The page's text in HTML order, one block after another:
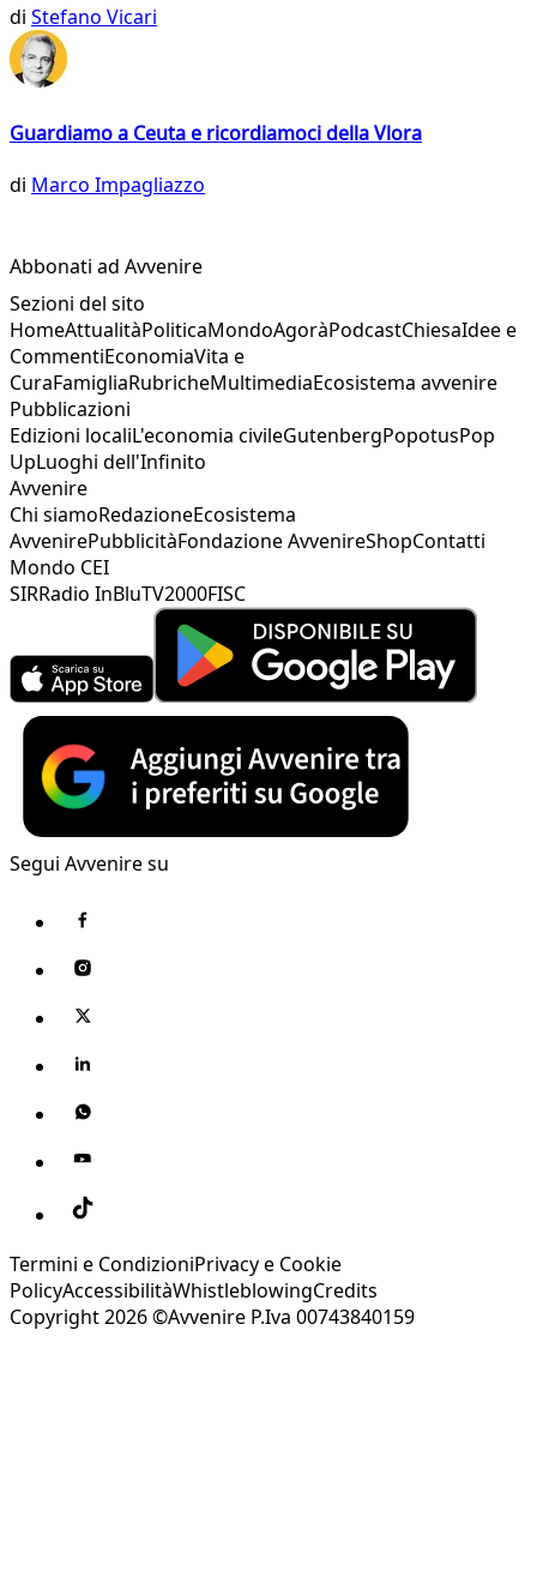
di Stefano Vicari
Guardiamo a Ceuta e ricordiamoci della Vlora
di Marco Impagliazzo
Abbonati ad Avvenire
Sezioni del sito
HomeAttualitàPoliticaMondoAgoràPodcastChiesaIdee e
CommentiEconomiaVita e
CuraFamigliaRubricheMultimediaEcosistema avvenire
Pubblicazioni
Edizioni localiL'economia civileGutenbergPopotusPop
UpLuoghi dell'Infinito
Avvenire
Chi siamoRedazioneEcosistema
AvvenirePubblicitàFondazione AvvenireShopContatti
Mondo CEI
SIRRadio InBluTV2000FISC
Segui Avvenire su
Termini e CondizioniPrivacy e Cookie
PolicyAccessibilitàWhistleblowingCredits
Copyright 2026 ©Avvenire P.Iva 00743840159